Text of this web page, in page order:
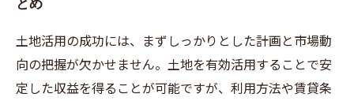
とめ
土地活用の成功には、まずしっかりとした計画と市場動
向の把握が欠かせません。土地を有効活用することで安
定した収益を得ることが可能ですが、利用方法や賃貸条